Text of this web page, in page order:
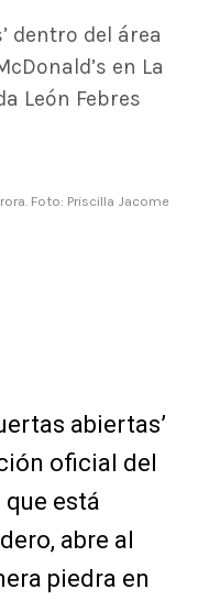
dentro del área
en La
León Febres
Foto: Priscilla Jacome
abiertas’
oficial del
que está
abre al
piedra en